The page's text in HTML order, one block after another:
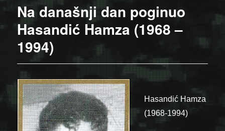
Na današnji dan poginuo
Hasandić Hamza (1968 –
1994)
Hasandić Hamza
(1968-1994)